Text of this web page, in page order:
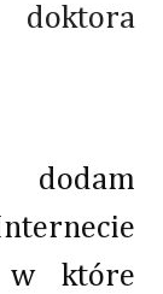
dodam
w które